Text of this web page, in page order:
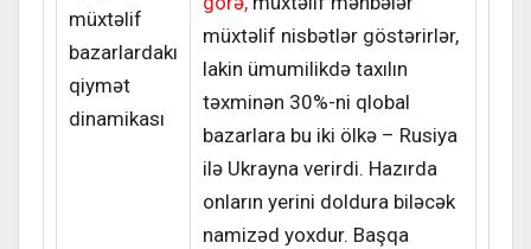
müxtəlif
bazarlardakı
qiymət
dinamikası
müxtəlif nisbətlər göstərirlər,
lakin ümumilikdə taxılın
təxminən 30%-ni qlobal
bazarlara bu iki ölkə – Rusiya
ilə Ukrayna verirdi. Hazırda
onların yerini doldura biləcək
namizəd yoxdur. Başqa